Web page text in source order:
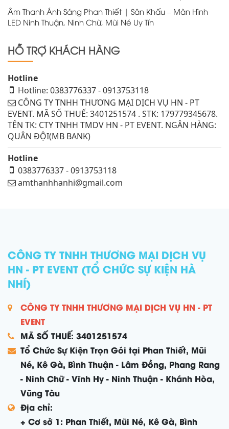
Âm Thanh Ánh Sáng Phan Thiết | Sân Khấu – Màn Hình
LED Ninh Thuận, Ninh Chữ, Mũi Né Uy Tín
HỖ TRỢ KHÁCH HÀNG
Hotline
Hotline: 0383776337 - 0913753118
CÔNG TY TNHH THƯƠNG MẠI DỊCH VỤ HN - PT
EVENT. MÃ SỐ THUẾ: 3401251574 . STK: 179779345678.
TÊN TK: CTY TNHH TMDV HN - PT EVENT. NGÂN HÀNG:
QUÂN ĐỘI(MB BANK)
Hotline
0383776337 - 0913753118
amthanhhanhi@gmail.com
CÔNG TY TNHH THƯƠNG MẠI DỊCH VỤ
HN - PT EVENT (TỔ CHỨC SỰ KIỆN HÀ
NHÍ)
CÔNG TY TNHH THƯƠNG MẠI DỊCH VỤ HN - PT
EVENT
MÃ SỐ THUẾ: 3401251574
Tổ Chức Sự Kiện Trọn Gói tại Phan Thiết, Mũi
Né, Kê Gà, Bình Thuận - Lâm Đồng, Phang Rang
- Ninh Chữ - Vĩnh Hy - Ninh Thuận - Khánh Hòa,
Vũng Tàu
Địa chỉ:
+ Cơ sở 1: Phan Thiết, Mũi Né, Kê Gà, Bình